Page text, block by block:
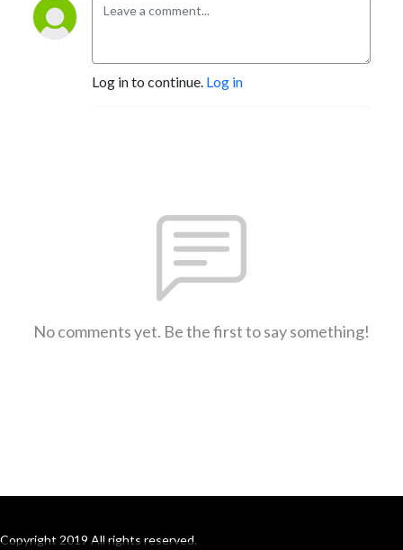
Log in to continue. Log in
No comments yet. Be the first to say something!
Copyright 2019 All rights reserved.